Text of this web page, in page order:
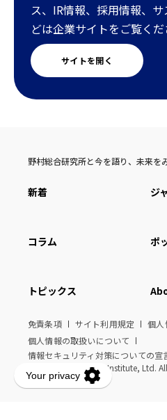
ス、IR情報、採用情報、
どは企業サイトをご覧くだ
サイトを開く
野村総合研究所と今を語り、未来を
新着 ジ
コラム ポ
トピックス
免責条項 サイト利用規定
個人
個人情報の取扱いについて
情報セキュリティ対策についての宣
© Nomura Research Institute, Ltd.